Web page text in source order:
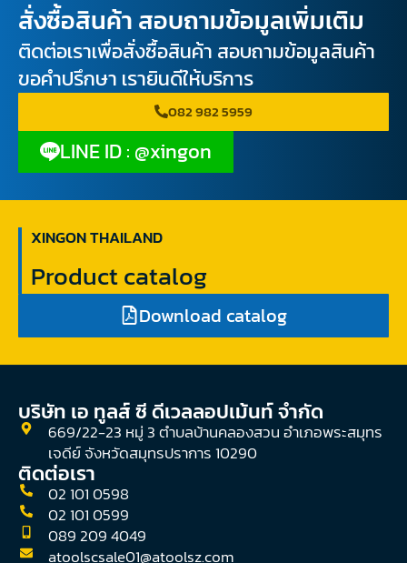
สั่งซื้อสินค้า สอบถามข้อมูลเพิ่มเติม
ติดต่อเราเพื่อสั่งซื้อสินค้า สอบถามข้อมูลสินค้า
ขอคำปรึกษา เรายินดีให้บริการ
082 982 5959
LINE ID : @xingon
XINGON THAILAND
Product catalog
Download catalog
บริษัท เอ ทูลส์ ซี ดีเวลลอปเม้นท์ จํากัด
669/22-23 หมู่ 3 ตำบลบ้านคลองสวน อำเภอพระสมุทร
เจดีย์ จังหวัดสมุทรปราการ 10290
ติดต่อเรา
02 101 0598
02 101 0599
089 209 4049
atoolscsale01@atoolsz.com